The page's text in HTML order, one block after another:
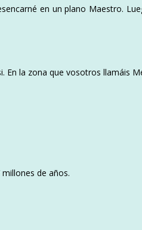
en un plano Maestro.
En la zona que vosotros llamáis
de años.